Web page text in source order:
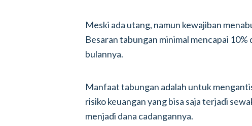
Meski ada utang, namun kewajiban
Besaran tabungan minimal mencapai
bulannya.
Manfaat tabungan adalah untuk
risiko keuangan yang bisa saja terjadi
menjadi dana cadangannya.